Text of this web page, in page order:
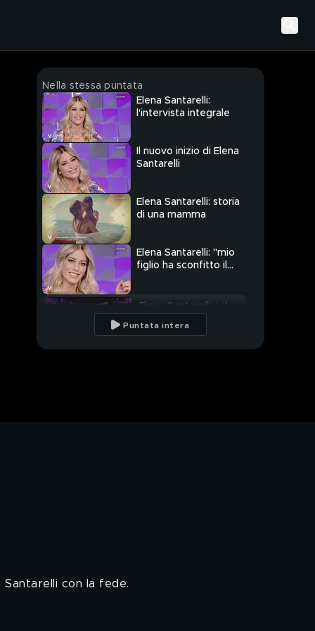
Nella stessa puntata
Elena Santarelli:
l'intervista integrale
Il nuovo inizio di Elena
Santarelli
Elena Santarelli: storia
di una mamma
Elena Santarelli: "mio
figlio ha sconfitto il
Elena Santarelli e il
Puntata intera
con la fede.